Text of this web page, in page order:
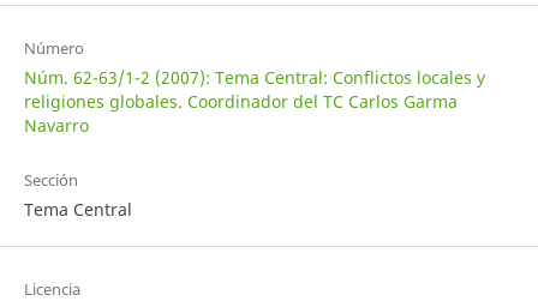
Número
Núm. 62-63/1-2 (2007): Tema Central: Conflictos locales y
religiones globales. Coordinador del TC Carlos Garma
Navarro
Sección
Tema Central
Licencia